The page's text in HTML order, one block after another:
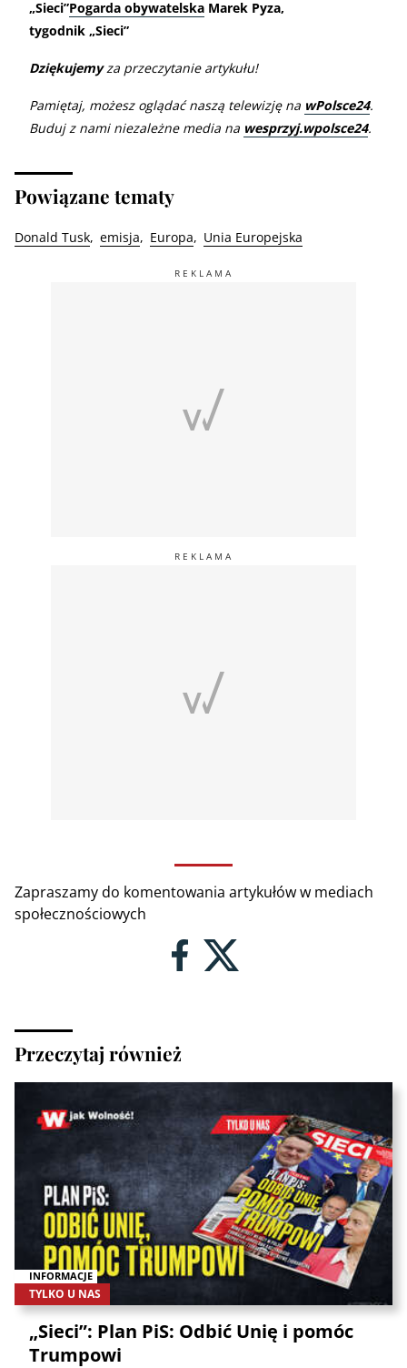
„Sieci”Pogarda obywatelska Marek Pyza,
tygodnik „Sieci”
Dziękujemyza przeczytanie artykułu!
Pamiętaj, możesz oglądać naszą telewizję na wPolsce24.
Buduj z nami niezależne media na wesprzyj.wpolsce24.
Powiązane tematy
Donald Tusk emisja Europa Unia Europejska
Zapraszamy do komentowania artykułów w mediach
społecznościowych
Przeczytaj również
INFORMACJE
TYLKO U NAS
„Sieci”: Plan PiS: Odbić Unię i pomóc
Trumpowi